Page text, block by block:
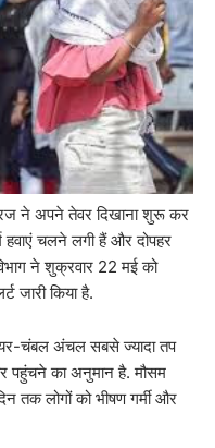
ने अपने तेवर दिखाना शुरू कर
हवाएं चलने लगी हैं और दोपहर
ने शुक्रवार 22 मई को
जारी किया है.
चंबल अंचल सबसे ज्यादा तप
पहुंचने का अनुमान है. मौसम
तक लोगों को भीषण गर्मी और